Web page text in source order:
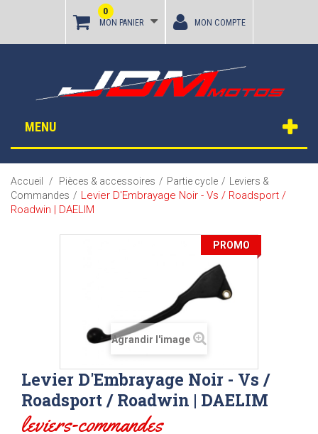
MON PANIER
0
MON COMPTE
MENU
Accueil / Pièces & accessoires / Partie cycle /
Leviers &
Commandes / Levier D'Embrayage Noir - Vs / Roadsport /
Roadwin | DAELIM
PROMO
Agrandir l'image
Levier D'Embrayage Noir - Vs /
Roadsport / Roadwin | DAELIM
leviers-commandes